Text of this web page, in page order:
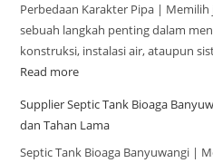
Perbedaan Karakter Pipa |
sebuah langkah penting dalam
konstruksi, instalasi air, ataupun
Read more
Supplier Septic Tank Bioaga
dan Tahan Lama
Septic Tank Bioaga Banyuwangi |